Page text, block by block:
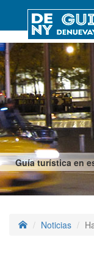
Guía turística en
Noticias